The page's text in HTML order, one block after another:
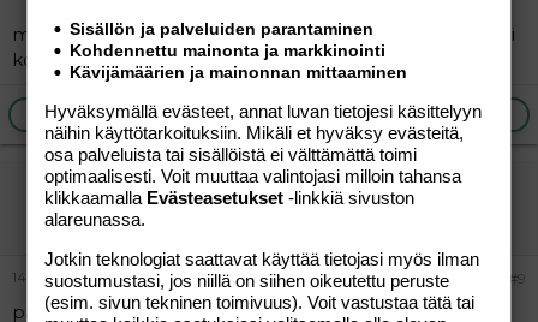
mun serkun vaimolla meni 3kertaa kesken. nyt on pieni
kotona jo
Vastaa
Ilmoita asiaton viesti
viola78
Jäsen
14.06.2005 #9
paljon jaksamista :hug:
Sisällön ja palveluiden parantaminen
Kohdennettu mainonta ja markkinointi
Kävijämäärien ja mainonnan mittaaminen
Hyväksymällä evästeet, annat luvan tietojesi käsittelyyn
näihin käyttötarkoituksiin. Mikäli et hyväksy evästeitä,
osa palveluista tai sisällöistä ei välttämättä toimi
optimaalisesti. Voit muuttaa valintojasi milloin tahansa
klikkaamalla Evästeasetukset -linkkiä sivuston
alareunassa.
Jotkin teknologiat saattavat käyttää tietojasi myös ilman
suostumustasi, jos niillä on siihen oikeutettu peruste
(esim. sivun tekninen toimivuus). Voit vastustaa tätä tai